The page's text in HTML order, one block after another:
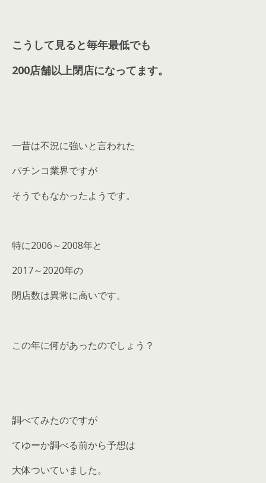
こうして見ると毎年最低でも
200店舗以上閉店になってます。
一昔は不況に強いと言われた
パチンコ業界ですが
そうでもなかったようです。
特に2006～2008年と
2017～2020年の
閉店数は異常に高いです。
この年に何があったのでしょう？
調べてみたのですが
てゆーか調べる前から予想は
大体ついていました。